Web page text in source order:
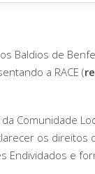
Baldios de
a RACE (
Comunidade
os direitos
Endividados e